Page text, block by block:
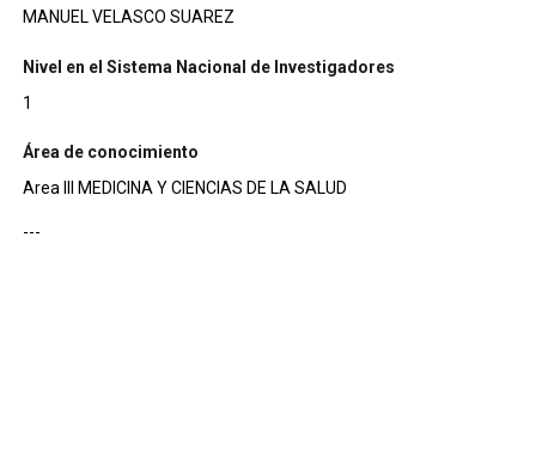
MANUEL VELASCO SUAREZ
Nivel en el Sistema Nacional de Investigadores
1
Área de conocimiento
Area III MEDICINA Y CIENCIAS DE LA SALUD
---